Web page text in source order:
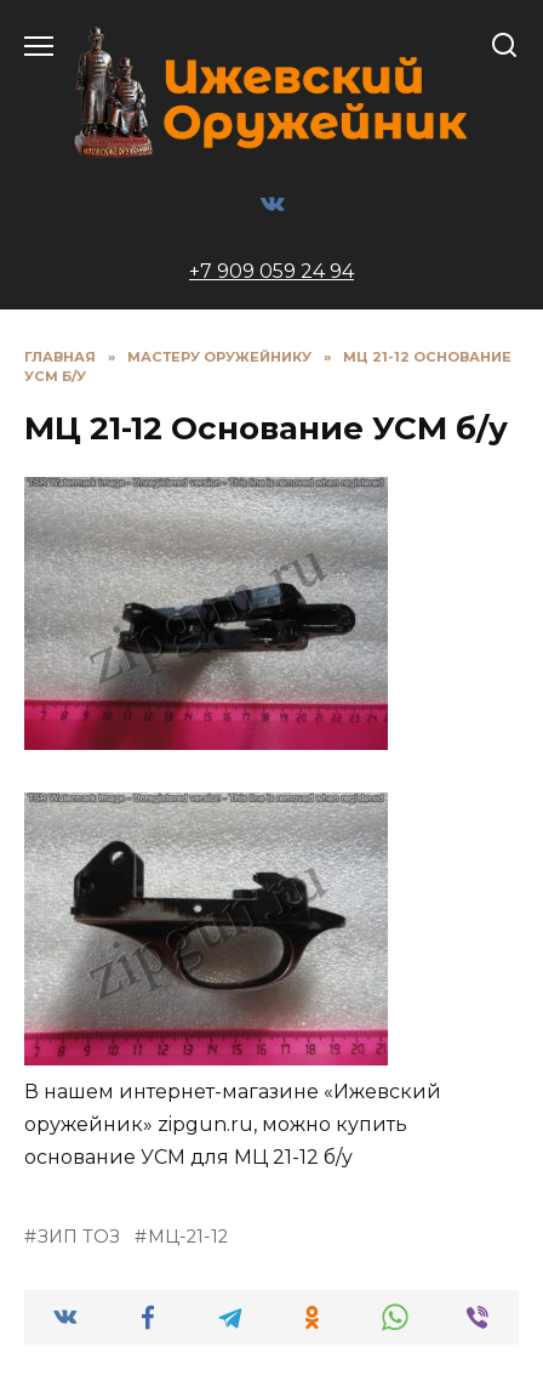
содержанию
+7 909 059 24 94
ГЛАВНАЯ » МАСТЕРУ ОРУЖЕЙНИКУ »
МЦ 21-12 ОСНОВАНИЕ
УСМ Б/У
МЦ 21-12 Основание УСМ б/у
В нашем интернет-магазине «Ижевский
оружейник» zipgun.ru, можно купить
основание УСМ для МЦ 21-12 б/у
ЗИП ТОЗ МЦ-21-12